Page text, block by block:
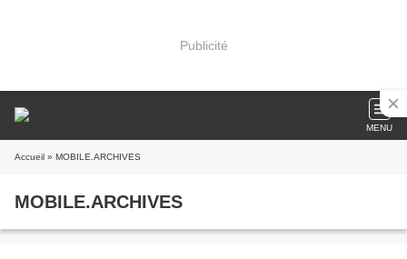
Publicité
MENU
Accueil » MOBILE.ARCHIVES
MOBILE.ARCHIVES